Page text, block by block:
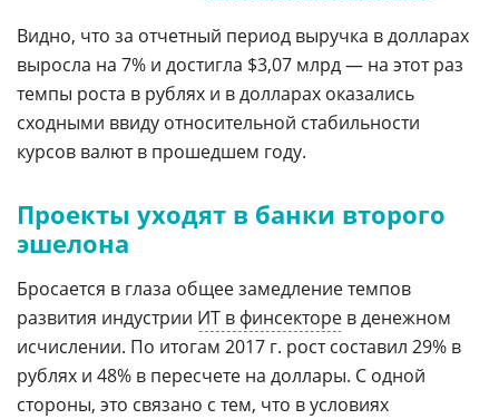
Видно, что за отчетный период выручка в долларах
выросла на 7% и достигла $3,07 млрд — на этот раз
темпы роста в рублях и в долларах оказались
сходными ввиду относительной стабильности
курсов валют в прошедшем году.
Проекты уходят в банки второго
эшелона
Бросается в глаза общее замедление темпов
развития индустрии ИТ в финсекторе в денежном
исчислении. По итогам 2017 г. рост составил 29% в
рублях и 48% в пересчете на доллары. С одной
стороны, это связано с тем, что в условиях